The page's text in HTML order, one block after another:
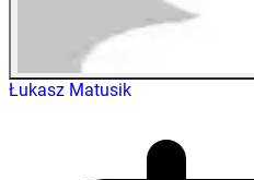
Łukasz Matusik